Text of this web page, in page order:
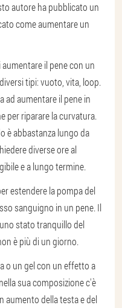
autore ha pubblicato un
come aumentare un
il pene con un
tipi: vuoto, vita, loop.
ad aumentare il pene in
per riparare la curvatura.
è abbastanza lungo da
diverse ore al
e a lungo termine.
estendere la pompa del
sanguigno in un pene. Il
stato tranquillo del
è più di un giorno.
o un gel con un effetto a
sua composizione c'è
aumento della testa e del